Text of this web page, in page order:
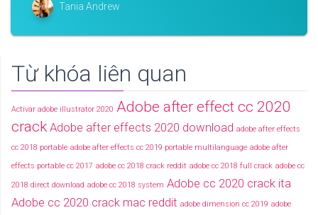
Tania Andrew
Từ khóa liên quan
Activar adobe illustrator 2020 Adobe after effect cc 2020
crack Adobe after effects 2020 download adobe after effects
cc 2018 portable adobe after effects cc 2019 portable multilanguage adobe after
effects portable cc 2017 adobe cc 2018 crack reddit adobe cc 2018 full crack adobe cc
2018 direct download adobe cc 2018 system Adobe cc 2020 crack ita
Adobe cc 2020 crack mac reddit adobe dimension cc 2019 adobe